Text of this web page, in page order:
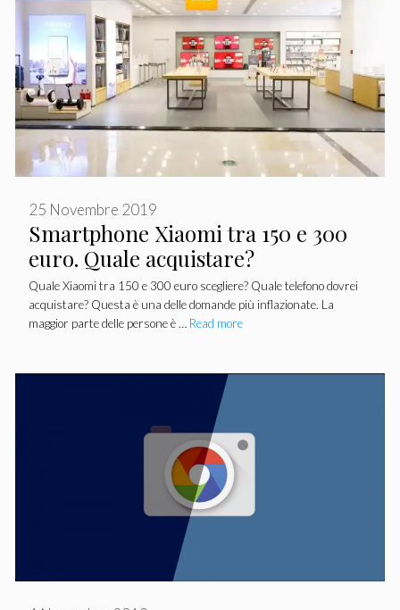
Smartphone Xiaomi tra 150 e 300
euro. Quale acquistare?
25 Novembre 2019
Quale Xiaomi tra 150 e 300 euro scegliere? Quale telefono dovrei
acquistare? Questa è una delle domande più inflazionate. La
maggior parte delle persone è … Read more